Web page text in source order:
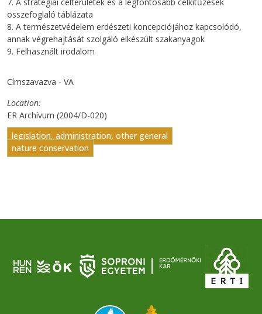
összefoglaló táblázata
8. A természetvédelem erdészeti koncepciójához kapcsolódó,
annak végrehajtását szolgáló elkészült szakanyagok
9. Felhasznált irodalom
Címszavazva - VA
Location
ER Archívum (2004/D-020)
legislation, administration, other general
nature conservation